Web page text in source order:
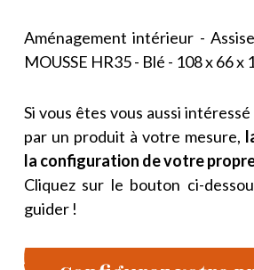
Aménagement intérieur -
MOUSSE HR35 - Blé - 108 x 66 x
Si vous êtes vous aussi
par un produit à votre mesure,
la configuration de votre
Cliquez sur le bouton ci-
guider !